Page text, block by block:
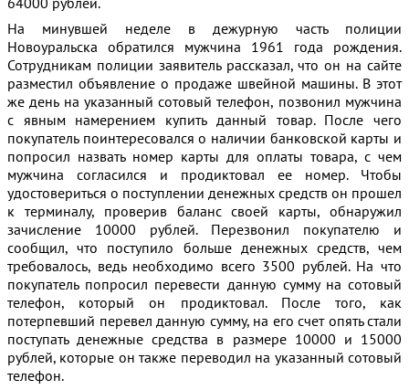
На минувшей неделе в дежурную часть полиции
Новоуральска обратился мужчина 1961 года рождения.
Сотрудникам полиции заявитель рассказал, что он на сайте
разместил объявление о продаже швейной машины. В этот
же день на указанный сотовый телефон, позвонил мужчина
с явным намерением купить данный товар. После чего
покупатель поинтересовался о наличии банковской карты и
попросил назвать номер карты для оплаты товара, с чем
мужчина согласился и продиктовал ее номер. Чтобы
удостовериться о поступлении денежных средств он прошел
к терминалу, проверив баланс своей карты, обнаружил
зачисление 10000 рублей. Перезвонил покупателю и
сообщил, что поступило больше денежных средств, чем
требовалось, ведь необходимо всего 3500 рублей. На что
покупатель попросил перевести данную сумму на сотовый
телефон, который он продиктовал. После того, как
потерпевший перевел данную сумму, на его счет опять стали
поступать денежные средства в размере 10000 и 15000
рублей, которые он также переводил на указанный сотовый
телефон.